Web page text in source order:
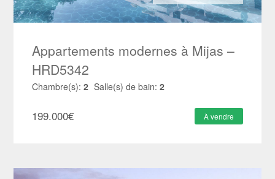
Appartements modernes à Mijas –
HRD5342
Chambre(s): 2 Salle(s) de bain: 2
199.000€ À vendre